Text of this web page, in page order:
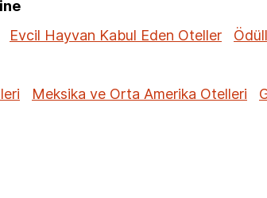
Evcil Hayvan Kabul Eden Oteller
Meksika ve Orta Amerika Otelleri